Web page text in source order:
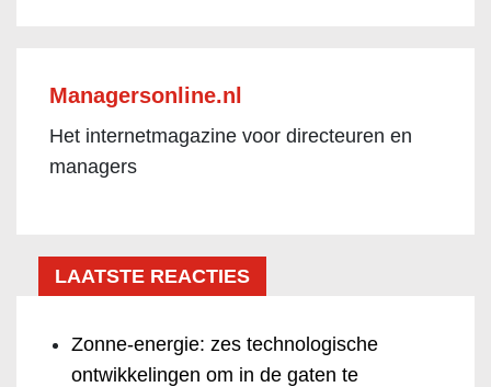
Managersonline.nl
Het internetmagazine voor directeuren en
managers
LAATSTE REACTIES
Zonne-energie: zes technologische
ontwikkelingen om in de gaten te